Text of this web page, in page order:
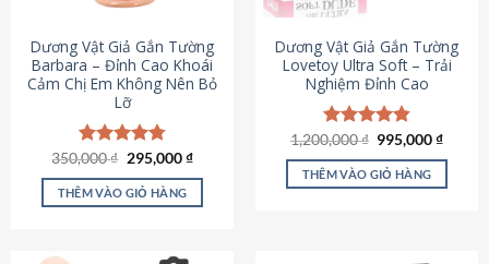
Dương Vật Giả Gắn Tường
Barbara – Đỉnh Cao Khoái
Cảm Chị Em Không Nên Bỏ
Lỡ
Được xếp
hạng4.79
5 sao
350,000₫ Giá
là:
350,000 ₫.
295,000₫Giá
tại
THÊM VÀO GIỎ HÀNG
Dương Vật Giả Gắn Tường
Lovetoy Ultra Soft – Trải
Nghiệm Đỉnh Cao
Được xếp
hạng4.82
5 sao
1,200,000₫ Giá
là:
1,200,000 ₫.
995,000₫Giá
tại
THÊM VÀO GIỎ HÀNG